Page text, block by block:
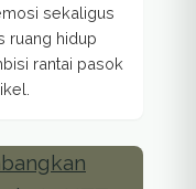
sekaligus
ruang hidup
rantai pasok